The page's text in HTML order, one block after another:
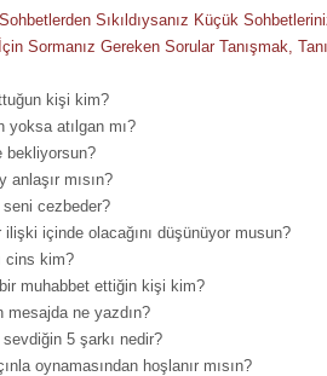
Sıkıldıysanız Küçük
Sormanız Gereken Sorular Tanışmak,
kişi kim?
yoksa atılgan mı?
bekliyorsun?
mısın?
cezbeder?
içinde olacağını düşünüyor musun?
cins kim?
muhabbet ettiğin kişi kim?
mesajda ne yazdın?
5 şarkı nedir?
oynamasından hoşlanır mısın?